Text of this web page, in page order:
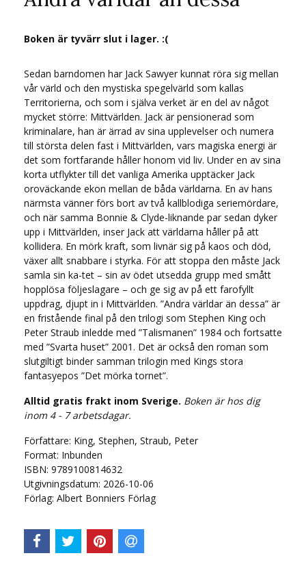
Boken är tyvärr slut i lager. :(
Sedan barndomen har Jack Sawyer kunnat röra sig mellan
vår värld och den mystiska spegelvärld som kallas
Territorierna, och som i själva verket är en del av något
mycket större: Mittvärlden. Jack är pensionerad som
kriminalare, han är ärrad av sina upplevelser och numera
till största delen fast i Mittvärlden, vars magiska energi är
det som fortfarande håller honom vid liv. Under en av sina
korta utflykter till det vanliga Amerika upptäcker Jack
oroväckande ekon mellan de båda världarna. En av hans
närmsta vänner förs bort av två kallblodiga seriemördare,
och när samma Bonnie & Clyde-liknande par sedan dyker
upp i Mittvärlden, inser Jack att världarna håller på att
kollidera. En mörk kraft, som livnär sig på kaos och död,
växer allt snabbare i styrka. För att stoppa den måste Jack
samla sin ka-tet – sin av ödet utsedda grupp med smått
hopplösa följeslagare – och ge sig av på ett farofyllt
uppdrag, djupt in i Mittvärlden. ”Andra världar än dessa” är
en fristående final på den trilogi som Stephen King och
Peter Straub inledde med ”Talismanen” 1984 och fortsatte
med ”Svarta huset” 2001. Det är också den roman som
slutgiltigt binder samman trilogin med Kings stora
fantasyepos ”Det mörka tornet”.
Alltid gratis frakt inom Sverige. Boken är hos dig
inom 4 - 7 arbetsdagar.
Författare: King, Stephen, Straub, Peter
Format: Inbunden
ISBN: 9789100814632
Utgivningsdatum: 2026-10-06
Förlag: Albert Bonniers Förlag